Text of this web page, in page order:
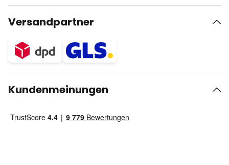
Versandpartner
Kundenmeinungen